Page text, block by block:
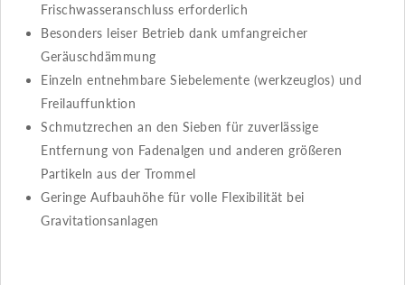
Frischwasseranschluss erforderlich
Besonders leiser Betrieb dank umfangreicher
Geräuschdämmung
Einzeln entnehmbare Siebelemente (werkzeuglos) und
Freilauffunktion
Schmutzrechen an den Sieben für zuverlässige
Entfernung von Fadenalgen und anderen größeren
Partikeln aus der Trommel
Geringe Aufbauhöhe für volle Flexibilität bei
Gravitationsanlagen